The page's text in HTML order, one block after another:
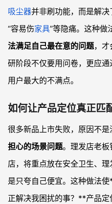
吸尘器并非刷功能，而是解决
“容易伤家具”等隐痛。这种做
法满足自己最在意的问题，才
研阶段不仅要用问卷，更应
用户最大的不满点。
如何让产品定位真正匹
很多新品上市失败，原因不
担心的场景问题。理发店老
店，将重点放在安全卫生、
是只夸自己便宜。这种做法
正解决我困扰的事？**产品定